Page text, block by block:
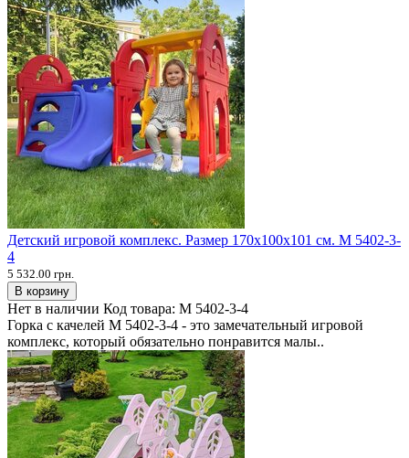
Детский игровой комплекс. Размер 170х100х101 см. M 5402-3-
4
5 532.00 грн.
В корзину
Нет в наличии Код товара: M 5402-3-4
Горка с качелей M 5402-3-4 - это замечательный игровой
комплекс, который обязательно понравится малы..